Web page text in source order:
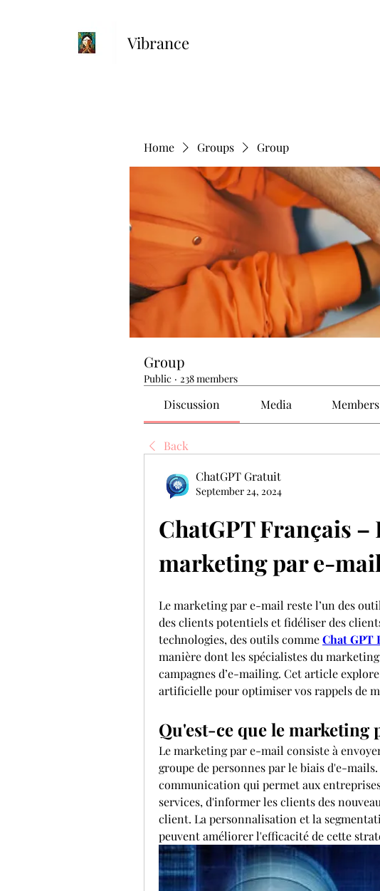
Vibrance
Home Groups Group
Group
Public · 238 members
Discussion Media Members
Back
ChatGPT Gratuit
September 24, 2024
ChatGPT Français –
marketing par e-mail
Le marketing par e-mail reste l’un des
des clients potentiels et fidéliser des
technologies, des outils comme Chat GPT
manière dont les spécialistes du
campagnes d’e-mailing. Cet article
artificielle pour optimiser vos rappels de
Qu'est-ce que le marketing
Le marketing par e-mail consiste à
groupe de personnes par le biais d'e-
communication qui permet aux
services, d'informer les clients des
client. La personnalisation et la
peuvent améliorer l'efficacité de cette